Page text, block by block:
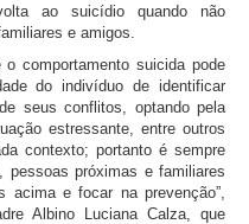
ao suicídio quando não
e amigos.
comportamento suicida pode
do indivíduo de identificar
seus conflitos, optando pela
estressante, entre outros
contexto; portanto é sempre
pessoas próximas e familiares
acima e focar na prevenção”,
Albino Luciana Calza, que